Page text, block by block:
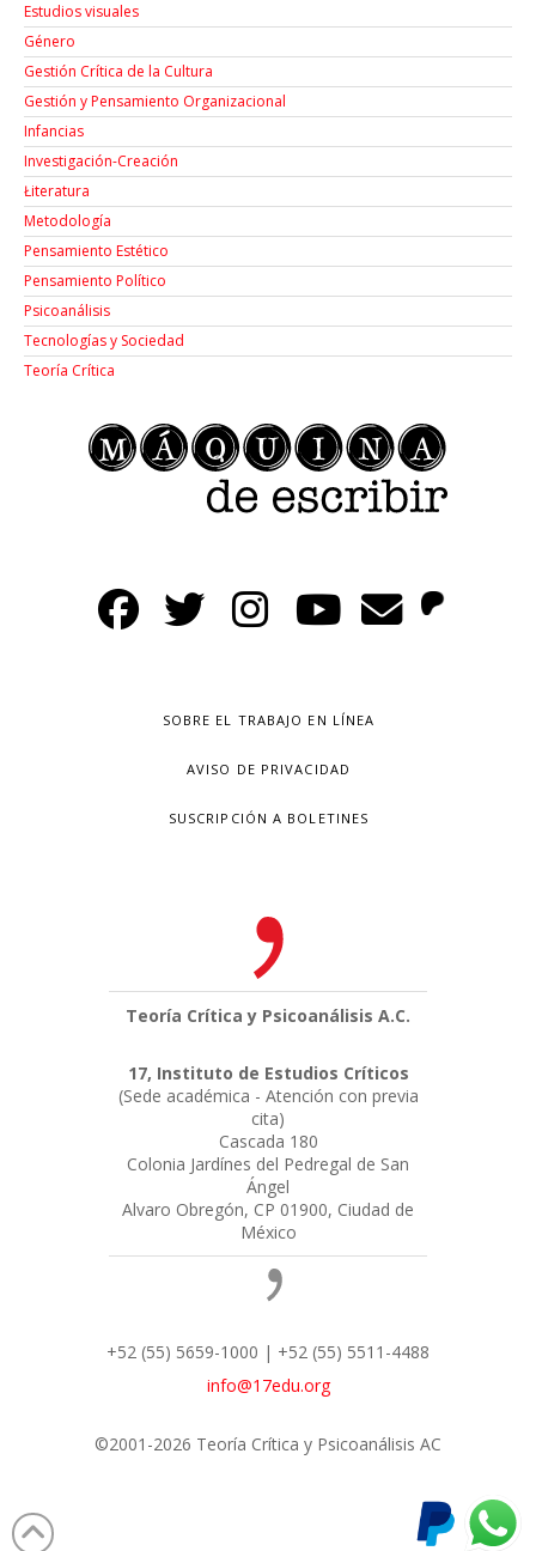
Estudios visuales
Género
Gestión Crítica de la Cultura
Gestión y Pensamiento Organizacional
Infancias
Investigación-Creación
Łiteratura
Metodología
Pensamiento Estético
Pensamiento Político
Psicoanálisis
Tecnologías y Sociedad
Teoría Crítica
SOBRE EL TRABAJO EN LÍNEA
AVISO DE PRIVACIDAD
SUSCRIPCIÓN A BOLETINES
Teoría Crítica y Psicoanálisis A.C.
17, Instituto de Estudios Críticos
(Sede académica - Atención con previa
cita)
Cascada 180
Colonia Jardínes del Pedregal de San
Ángel
Alvaro Obregón, CP 01900, Ciudad de
México
+52 (55) 5659-1000 | +52 (55) 5511-4488
info@17edu.org
©2001-2026 Teoría Crítica y Psicoanálisis AC